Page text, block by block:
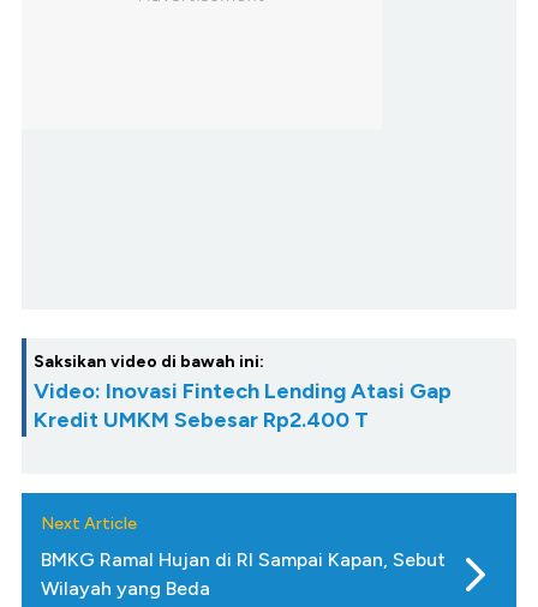
Saksikan video di bawah ini:
Video: Inovasi Fintech Lending Atasi Gap
Kredit UMKM Sebesar Rp2.400 T
Next Article
BMKG Ramal Hujan di RI Sampai Kapan, Sebut
Wilayah yang Beda